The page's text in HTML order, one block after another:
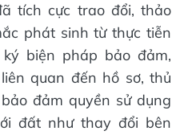
tích cực trao đổi, thảo
phát sinh từ thực tiễn
biện pháp bảo đảm,
quan đến hồ sơ, thủ
đảm quyền sử dụng
đất như thay đổi bên